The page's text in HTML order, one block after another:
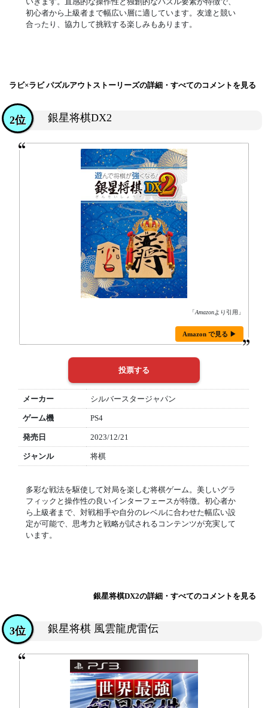
初心者から上級者まで幅広い層に適しています。友達と競い
合ったり、協力して挑戦する楽しみもあります。
ラビ×ラビ パズルアウトストーリーズの詳細・すべてのコメントを見る
銀星将棋DX2
2位
「Amazonより引用」
Amazon で見る ▶
メーカー シルバースタージャパン
ゲーム機 PS4
発売日 2023/12/21
ジャンル 将棋
多彩な戦法を駆使して対局を楽しむ将棋ゲーム。美しいグラ
フィックと操作性の良いインターフェースが特徴。初心者か
ら上級者まで、対戦相手や自分のレベルに合わせた幅広い設
定が可能で、思考力と戦略が試されるコンテンツが充実して
います。
銀星将棋DX2の詳細・すべてのコメントを見る
銀星将棋 風雲龍虎雷伝
3位